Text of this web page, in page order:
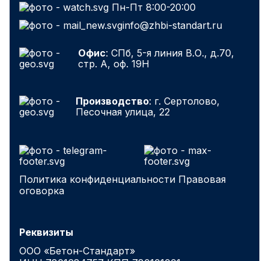
Пн-Пт 8:00-20:00
info@zhbi-standart.ru
Офис: СПб, 5-я линия В.О., д.70,
стр. А, оф. 19Н
Производство: г. Сертолово,
Песочная улица, 22
Политика конфиденциальности Правовая
оговорка
Реквизиты
ООО «Бетон-Стандарт»